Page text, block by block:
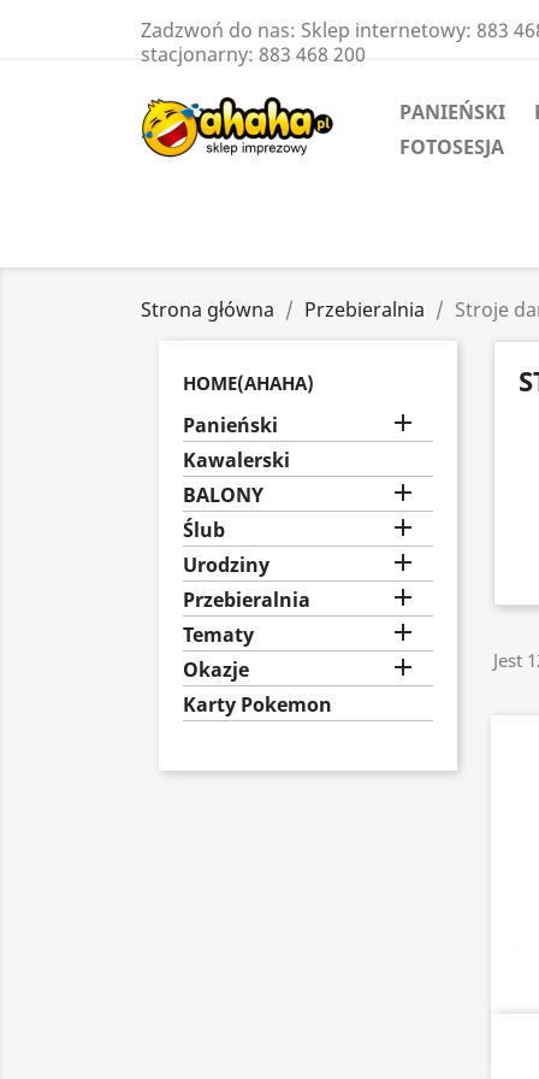
Zadzwoń do nas: Sklep internetowy: 883
stacjonarny: 883 468 200
PANIEŃSKI
FOTOSESJA
Strona główna Przebieralnia Stroje
HOME(AHAHA)
Panieński 
Kawalerski
BALONY

Ślub 
Urodziny 
Przebieralnia 
Tematy 
Okazje 
Karty Pokemon
Jest